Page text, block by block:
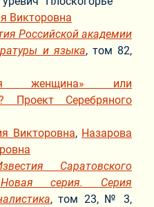
Викторовна
Российской академии
и языка, том 82,
женщина» или
Проект Серебряного
Викторовна, Назарова
Саратовского
Новая серия. Серия
, том 23, № 3,